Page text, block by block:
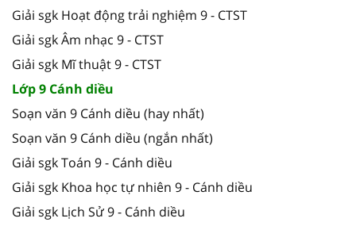
Giải sgk Hoạt động trải nghiệm 9 - CTST
Giải sgk Âm nhạc 9 - CTST
Giải sgk Mĩ thuật 9 - CTST
Lớp 9 Cánh diều
Soạn văn 9 Cánh diều (hay nhất)
Soạn văn 9 Cánh diều (ngắn nhất)
Giải sgk Toán 9 - Cánh diều
Giải sgk Khoa học tự nhiên 9 - Cánh diều
Giải sgk Lịch Sử 9 - Cánh diều